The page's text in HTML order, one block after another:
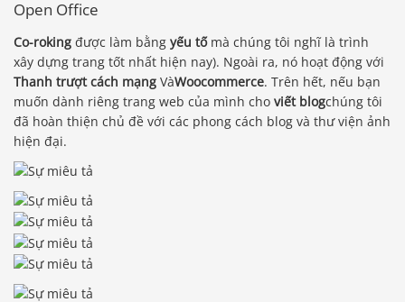
Open Office
Co-roking được làm bằng yếu tốmà chúng tôi nghĩ là trình
xây dựng trang tốt nhất hiện nay). Ngoài ra, nó hoạt động với
Thanh trượt cách mạng VàWoocommerce. Trên hết, nếu bạn
muốn dành riêng trang web của mình cho viết blogchúng tôi
đã hoàn thiện chủ đề với các phong cách blog và thư viện ảnh
hiện đại.